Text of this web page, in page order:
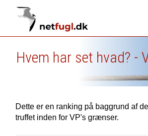
Hvem har set hvad? -
Dette er en ranking på baggrund af
truffet inden for VP's grænser.